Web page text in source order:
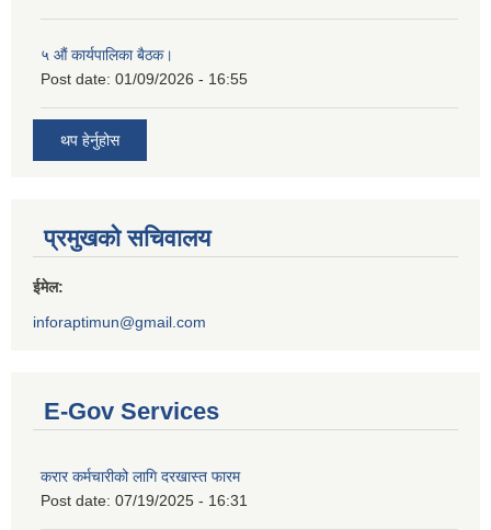
५ औं कार्यपालिका बैठक।
Post date: 01/09/2026 - 16:55
थप हेर्नुहोस
प्रमुखको सचिवालय
ईमेल:
inforaptimun@gmail.com
E-Gov Services
करार कर्मचारीको लागि दरखास्त फारम
Post date: 07/19/2025 - 16:31